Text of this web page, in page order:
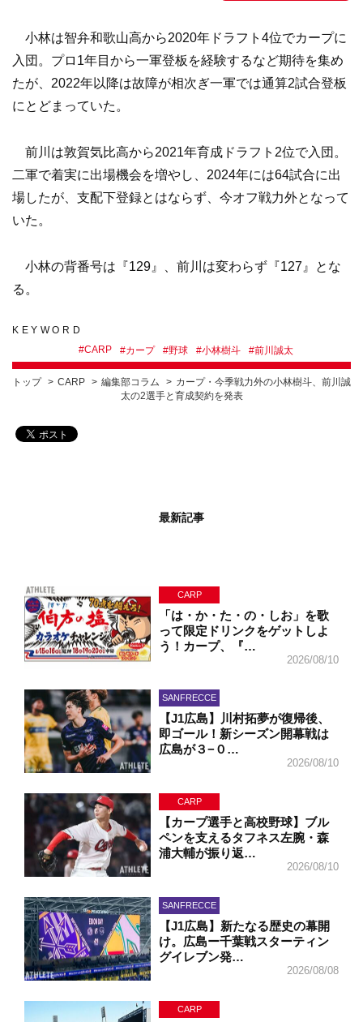
小林は智弁和歌山高から2020年ドラフト4位でカープに
入団。プロ1年目から一軍登板を経験するなど期待を集め
たが、2022年以降は故障が相次ぎ一軍では通算2試合登板
にとどまっていた。
前川は敦賀気比高から2021年育成ドラフト2位で入団。
二軍で着実に出場機会を増やし、2024年には64試合に出
場したが、支配下登録とはならず、今オフ戦力外となって
いた。
小林の背番号は『129』、前川は変わらず『127』とな
る。
KEYWORD
#CARP #カープ #野球 #小林樹斗 #前川誠太
トップ CARP 編集部コラム
カープ・今季戦力外の小林樹斗、前川誠
太の2選手と育成契約を発表
最新記事
CARP
「は・か・た・の・しお」を歌
って限定ドリンクをゲットしよ
う！カープ、『…
2026/08/10
SANFRECCE
【J1広島】川村拓夢が復帰後、
即ゴール！新シーズン開幕戦は
広島が３−０…
2026/08/10
CARP
【カープ選手と高校野球】ブル
ペンを支えるタフネス左腕・森
浦大輔が振り返…
2026/08/10
SANFRECCE
【J1広島】新たなる歴史の幕開
け。広島ー千葉戦スターティン
グイレブン発…
2026/08/08
CARP